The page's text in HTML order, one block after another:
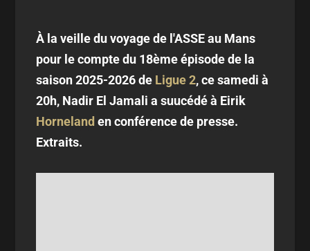
À la veille du voyage de l'ASSE au Mans
pour le compte du 18ème épisode de la
saison 2025-2026 de Ligue 2, ce samedi à
20h, Nadir El Jamali a suucédé à Eirik
Horneland en conférence de presse.
Extraits.